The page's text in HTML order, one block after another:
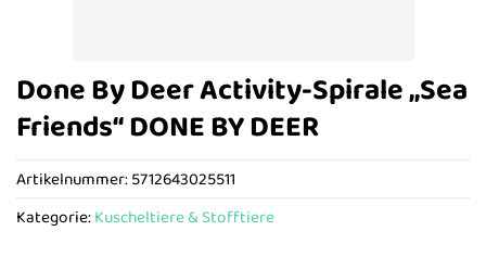
Done By Deer Activity-Spirale „Sea
Friends“ DONE BY DEER
Artikelnummer:5712643025511
Kategorie:Kuscheltiere & Stofftiere